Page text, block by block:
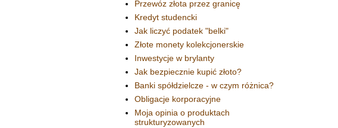
Przewóz złota przez granicę
Kredyt studencki
Jak liczyć podatek "belki"
Złote monety kolekcjonerskie
Inwestycje w brylanty
Jak bezpiecznie kupić złoto?
Banki spółdzielcze - w czym różnica?
Obligacje korporacyjne
Moja opinia o produktach
strukturyzowanych